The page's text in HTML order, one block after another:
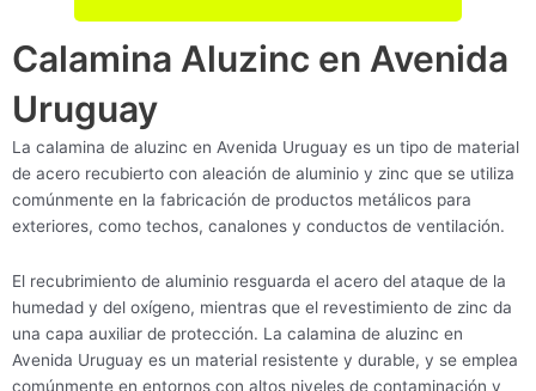
Calamina Aluzinc en Avenida
Uruguay
La calamina de aluzinc en Avenida Uruguay es un tipo de material
de acero recubierto con aleación de aluminio y zinc que se utiliza
comúnmente en la fabricación de productos metálicos para
exteriores, como techos, canalones y conductos de ventilación.
El recubrimiento de aluminio resguarda el acero del ataque de la
humedad y del oxígeno, mientras que el revestimiento de zinc da
una capa auxiliar de protección. La calamina de aluzinc en
Avenida Uruguay es un material resistente y durable, y se emplea
comúnmente en entornos con altos niveles de contaminación y